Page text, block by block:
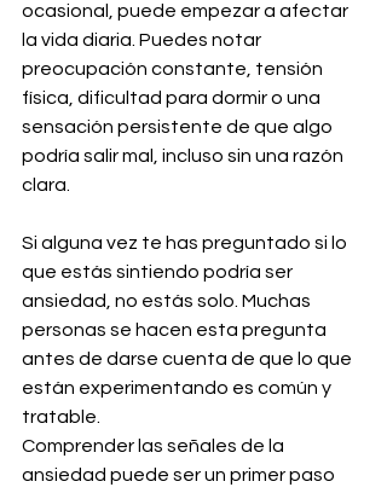
ocasional, puede empezar a afectar
la vida diaria. Puedes notar
preocupación constante, tensión
física, dificultad para dormir o una
sensación persistente de que algo
podría salir mal, incluso sin una razón
clara.
Si alguna vez te has preguntado si lo
que estás sintiendo podría ser
ansiedad, no estás solo. Muchas
personas se hacen esta pregunta
antes de darse cuenta de que lo que
están experimentando es común y
tratable.
Comprender las señales de la
ansiedad puede ser un primer paso